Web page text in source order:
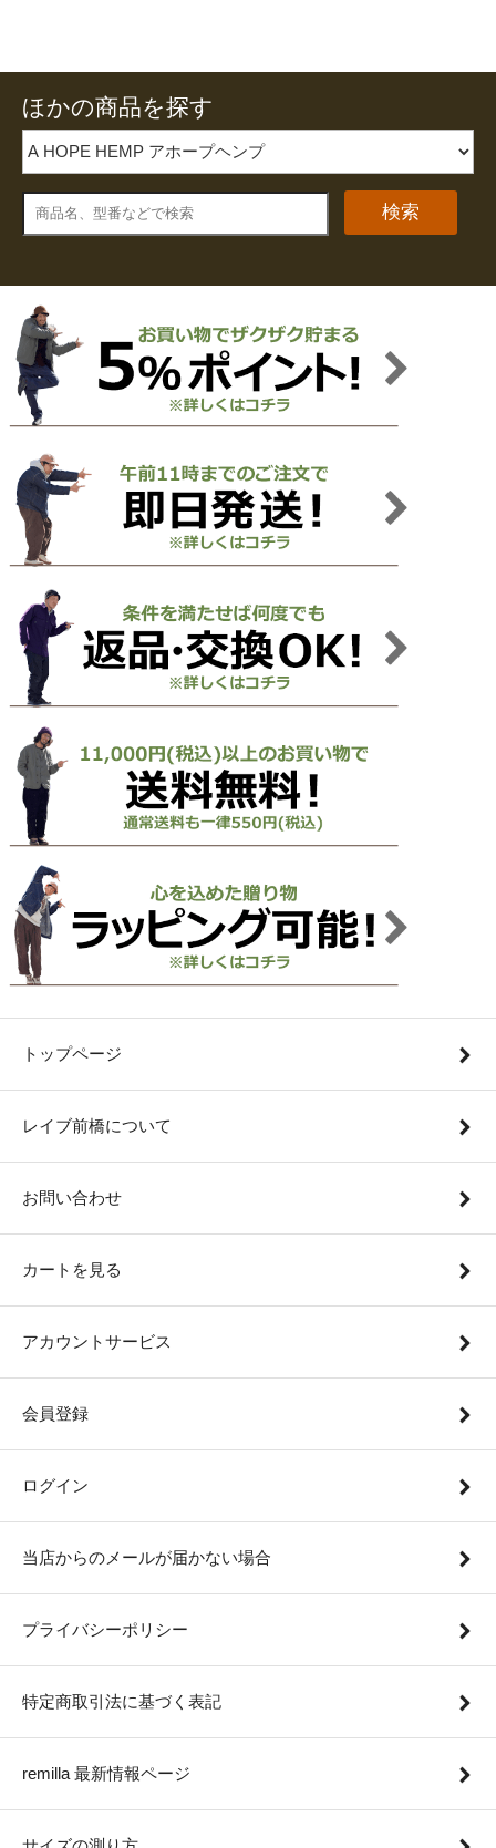
ほかの商品を探す
検索
トップページ
レイブ前橋について
お問い合わせ
カートを見る
アカウントサービス
会員登録
ログイン
当店からのメールが届かない場合
プライバシーポリシー
特定商取引法に基づく表記
remilla 最新情報ページ